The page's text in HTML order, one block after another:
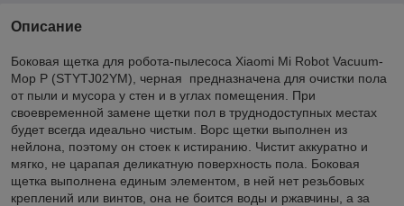
Описание
Боковая щетка для робота-пылесоса Xiaomi Mi Robot Vacuum-
Mop P (STYTJ02YM), черная предназначена для очистки пола
от пыли и мусора у стен и в углах помещения. При
своевременной замене щетки пол в труднодоступных местах
будет всегда идеально чистым. Ворс щетки выполнен из
нейлона, поэтому он стоек к истиранию. Чистит аккуратно и
мягко, не царапая деликатную поверхность пола. Боковая
щетка выполнена единым элементом, в ней нет резьбовых
креплений или винтов, она не боится воды и ржавчины, а за